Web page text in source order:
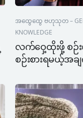
အထွေထွေ ဗဟုသုတ –
KNOWLEDGE
လက်ဝှေ့ထိုးဖို့ စဉ်
စဉ်းစားရမယ့်အ